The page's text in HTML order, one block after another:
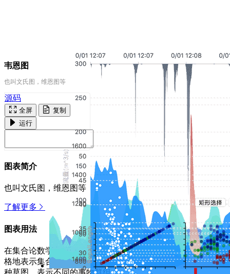
韦恩图
也叫文氏图，维恩图等
源码
全屏
复制
运行
图表简介
也叫文氏图，维恩图等
了解更多
图表用法
在集合论数学分支中，不太严
格地表示集合（或者类）的一
种草图，表示不同的事物群组